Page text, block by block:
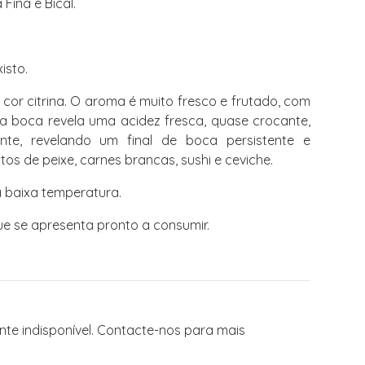
e Bical.
citrina. O aroma é muito fresco e frutado, com
boca revela uma acidez fresca, quase crocante,
revelando um final de boca persistente e
de peixe, carnes brancas, sushi e ceviche.
temperatura.
se apresenta pronto a consumir.
indisponível. Contacte-nos para mais